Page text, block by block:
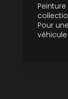
Pour